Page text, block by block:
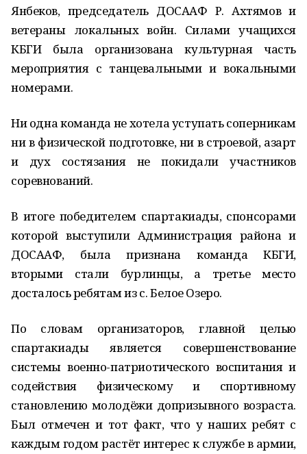
Янбеков, председатель ДОСААФ Р. Ахтямов и
ветераны локальных войн. Силами учащихся
КБГИ была организована культурная часть
мероприятия с танцевальными и вокальными
номерами.
Ни одна команда не хотела уступать соперникам
ни в физической подготовке, ни в строевой, азарт
и дух состязания не покидали участников
соревнований.
В итоге победителем спартакиады, спонсорами
которой выступили Администрация района и
ДОСААФ, была признана команда КБГИ,
вторыми стали бурлинцы, а третье место
досталось ребятам из с. Белое Озеро.
По словам организаторов, главной целью
спартакиады является совершенствование
системы военно-патриотического воспитания и
содействия физическому и спортивному
становлению молодёжи допризывного возраста.
Был отмечен и тот факт, что у наших ребят с
каждым годом растёт интерес к службе в армии,